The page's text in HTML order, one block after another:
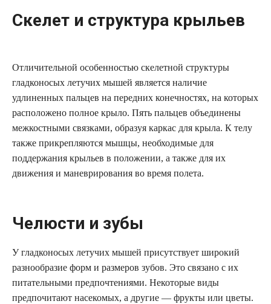
Скелет и структура крыльев
Отличительной особенностью скелетной структуры
гладконосых летучих мышей является наличие
удлиненных пальцев на передних конечностях, на которых
расположено полное крыло. Пять пальцев объединены
межкостными связками, образуя каркас для крыла. К телу
также прикрепляются мышцы, необходимые для
поддержания крыльев в положении, а также для их
движения и маневрирования во время полета.
Челюсти и зубы
У гладконосых летучих мышей присутствует широкий
разнообразие форм и размеров зубов. Это связано с их
питательными предпочтениями. Некоторые виды
предпочитают насекомых, а другие — фрукты или цветы.